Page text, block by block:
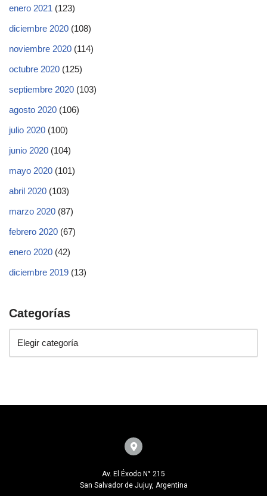
enero 2021 (123)
diciembre 2020 (108)
noviembre 2020 (114)
octubre 2020 (125)
septiembre 2020 (103)
agosto 2020 (106)
julio 2020 (100)
junio 2020 (104)
mayo 2020 (101)
abril 2020 (103)
marzo 2020 (87)
febrero 2020 (67)
enero 2020 (42)
diciembre 2019 (13)
Categorías
Av. El Éxodo N° 215
San Salvador de Jujuy, Argentina